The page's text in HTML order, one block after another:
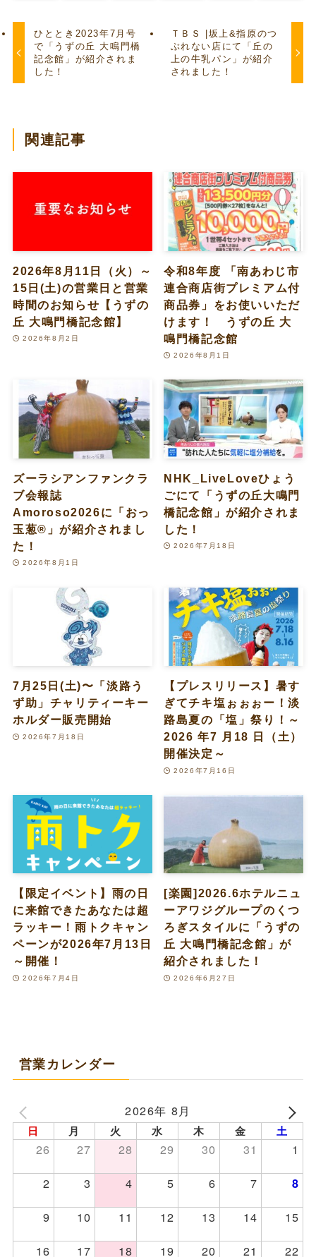
ひととき2023年7月号
で「うずの丘 大鳴門橋
記念館」が紹介されま
した！
ＴＢＳ |坂上&指原のつ
ぶれない店にて「丘の
上の牛乳パン」が紹介
されました！
関連記事
2026年8月11日（火）～
15日(土)の営業日と営業
時間のお知らせ【うずの
丘 大鳴門橋記念館】
2026年8月2日
令和8年度 「南あわじ市
連合商店街プレミアム付
商品券」をお使いいただ
けます！ うずの丘 大
鳴門橋記念館
2026年8月1日
ズーラシアンファンクラ
ブ会報誌
Amoroso2026に「おっ
玉葱®︎」が紹介されまし
た！
2026年8月1日
NHK_LiveLoveひょう
ごにて「うずの丘大鳴門
橋記念館」が紹介されま
した！
2026年7月18日
7月25日(土)〜「淡路う
ず助」チャリティーキー
ホルダー販売開始
2026年7月18日
【プレスリリース】暑す
ぎてチキ塩ぉぉぉー！淡
路島夏の「塩」祭り！～
2026 年7 月18 日（土）
開催決定～
2026年7月16日
【限定イベント】雨の日
に来館できたあなたは超
ラッキー！雨トクキャン
ペーンが2026年7月13日
～開催！
2026年7月4日
[楽園]2026.6ホテルニュ
ーアワジグループのくつ
ろぎスタイルに「うずの
丘 大鳴門橋記念館」が
紹介されました！
2026年6月27日
営業カレンダー
2026年 8月
日 月 火 水 木 金 土
26 27 28 29 30 31
1
2
3 4 5 6 7 8
9 10 11 12 13 14
15
16
17 18 19 20 21 22